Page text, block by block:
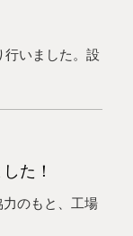
行いました。設
た！
のもと、工場